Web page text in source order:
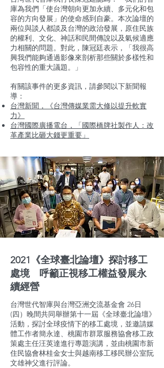
庫為我們「使台灣朝向更加永續、多元化和包
容的方向發展」的使命感到自豪。本次論壇的
兩位與談人都談及台灣的政治發展，原住民族
的權利、文化、神話和民間傳說以及氣候適應
力相關的問題。對此，陳冠廷表示，「我很高
興我們能夠通過影像來剖析那些關於多樣性和
包容性的重大議題。」
有關該事件的更多資訊，請參閱以下新聞報
導：
台灣新聞，《台灣傳媒業需大修以提升軟實
力》
台灣國際廣播電台，「國際橋牌社製作人：改
革產業比砸大錢更重要」
2021《全球臺北論壇》探討移工
處境 呼籲正視移工權益發展永
續經營
台灣世代智庫與台灣亞洲交流基金會 26日
(四）晚間共同舉辦第十一屆《全球臺北論壇》
活動，探討全球疫情下的移工處境，並邀請媒
體工作者簡永達、桃園市群眾服務協會移工政
策處主任汪英達進行專題演講，並由桃園市新
住民協會林桂金女士與越南移工移民辦公室阮
文雄神父進行評論。